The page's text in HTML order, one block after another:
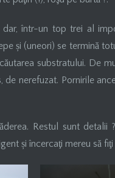
într-un top trei al
și (uneori) se termină
substratului. De
de nerefuzat. Pornirile
Restul sunt detalii
și încercaţi mereu să